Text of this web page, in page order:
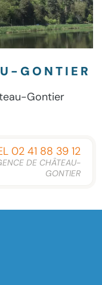
GONTIER
Gontier
02 41 88 39 12
DE CHÂTEAU-
GONTIER